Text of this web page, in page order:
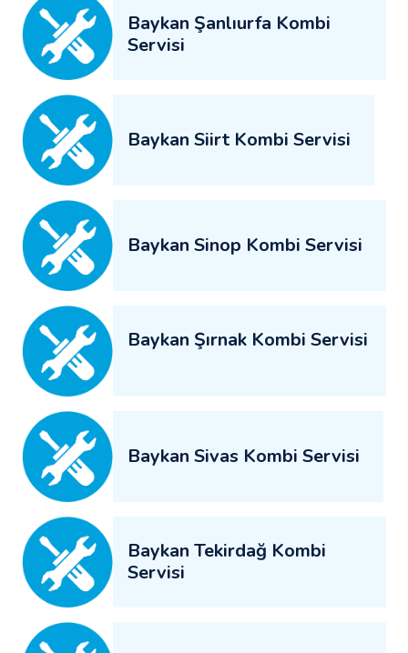
Baykan Şanlıurfa Kombi
Servisi
Baykan Siirt Kombi Servisi
Baykan Sinop Kombi Servisi
Baykan Şırnak Kombi Servisi
Baykan Sivas Kombi Servisi
Baykan Tekirdağ Kombi
Servisi